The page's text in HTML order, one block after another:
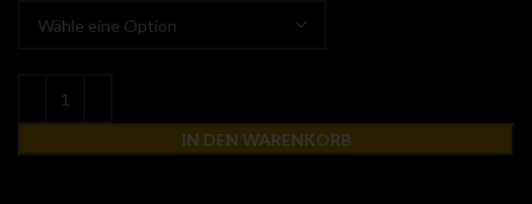
IN DEN WARENKORB